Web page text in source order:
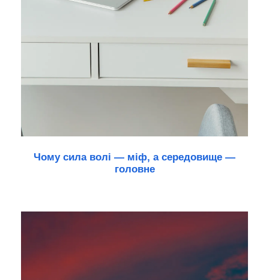
Чому сила волі — міф, а середовище —
головне